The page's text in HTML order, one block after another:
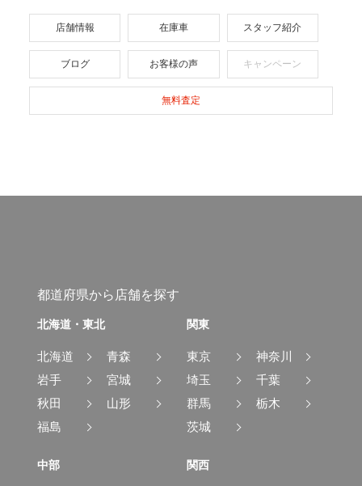
店舗情報 在庫車 スタッフ紹介
ブログ お客様の声 キャンペーン
無料査定
都道府県から店舗を探す
北海道・東北
北海道
青森
岩手
宮城
秋田
山形
福島
関東
東京
神奈川
埼玉
千葉
群馬
栃木
茨城
中部 関西